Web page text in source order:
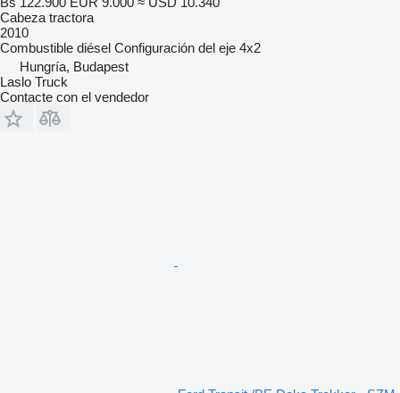
Cabeza tractora
2010
Combustible diésel Configuración del eje 4x2
Hungría, Budapest
Laslo Truck
Contacte con el vendedor